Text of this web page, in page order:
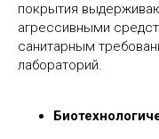
покрытия
агрессивными
санитарным
лабораторий.